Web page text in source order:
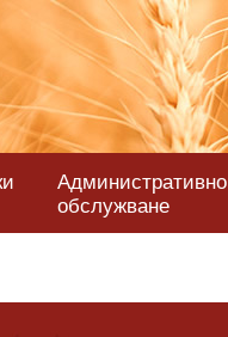
Административно
обслужване